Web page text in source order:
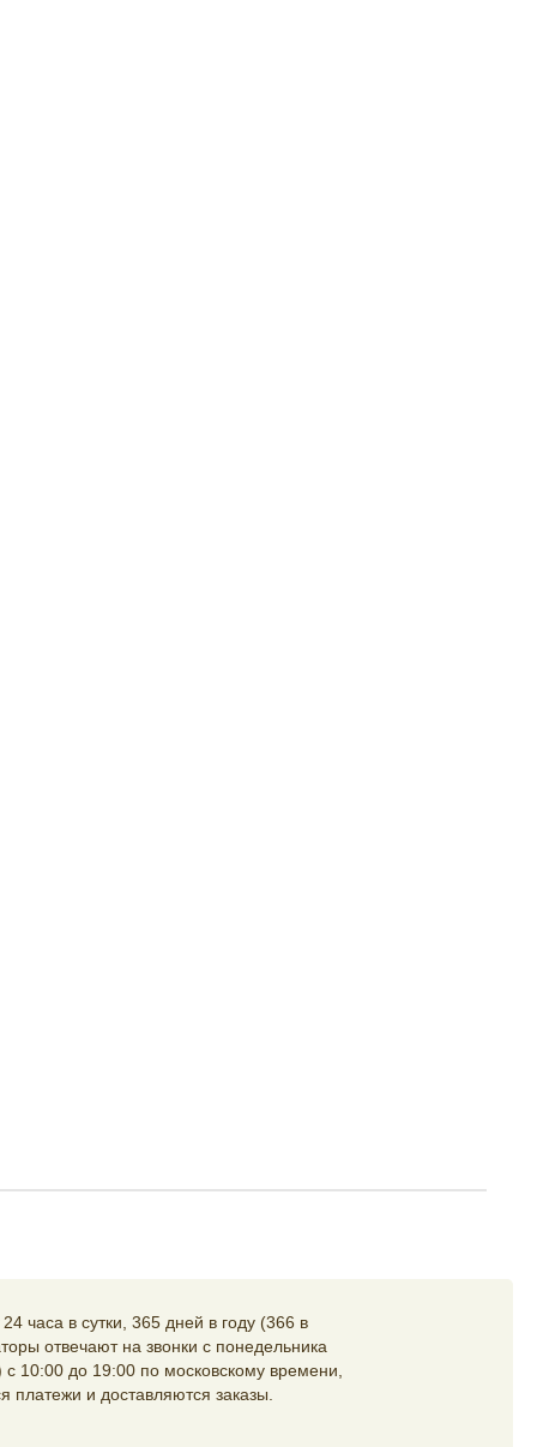
часа в сутки, 365 дней в году (366 в
отвечают на звонки с понедельника
10:00 до 19:00 по московскому времени,
платежи и доставляются заказы.